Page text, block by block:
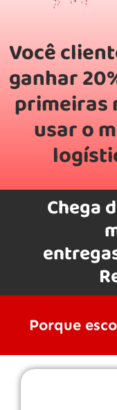
Você
ganhar
primeiras
usar o
Chega
Porque